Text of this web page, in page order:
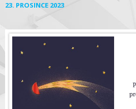
23. PROSINCE 2023